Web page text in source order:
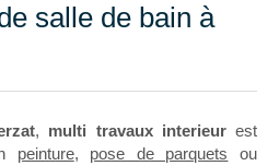
salle de bain à
, multi travaux interieurest
peinture, pose de parquets ou